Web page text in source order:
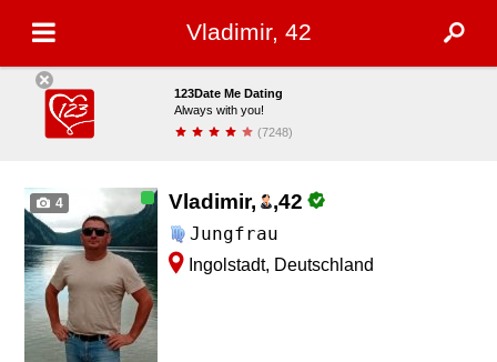
Vladimir, 42
123Date Me Dating
Always with you!
(7248)
4
Vladimir, ,42
Jungfrau
Ingolstadt, Deutschland